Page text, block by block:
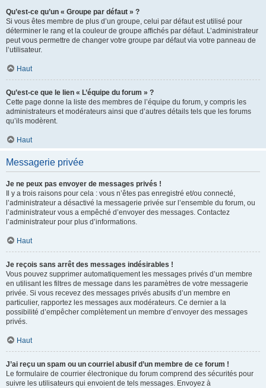
Qu’est-ce qu’un « Groupe par défaut » ?
Si vous êtes membre de plus d’un groupe, celui par défaut est utilisé pour
déterminer le rang et la couleur de groupe affichés par défaut. L’administrateur
peut vous permettre de changer votre groupe par défaut via votre panneau de
l’utilisateur.
Haut
Qu’est-ce que le lien « L’équipe du forum » ?
Cette page donne la liste des membres de l’équipe du forum, y compris les
administrateurs et modérateurs ainsi que d’autres détails tels que les forums
qu’ils modèrent.
Haut
Messagerie privée
Je ne peux pas envoyer de messages privés !
Il y a trois raisons pour cela : vous n’êtes pas enregistré et/ou connecté,
l’administrateur a désactivé la messagerie privée sur l’ensemble du forum, ou
l’administrateur vous a empêché d’envoyer des messages. Contactez
l’administrateur pour plus d’informations.
Haut
Je reçois sans arrêt des messages indésirables !
Vous pouvez supprimer automatiquement les messages privés d’un membre
en utilisant les filtres de message dans les paramètres de votre messagerie
privée. Si vous recevez des messages privés abusifs d’un membre en
particulier, rapportez les messages aux modérateurs. Ce dernier a la
possibilité d’empêcher complètement un membre d’envoyer des messages
privés.
Haut
J’ai reçu un spam ou un courriel abusif d’un membre de ce forum !
Le formulaire de courrier électronique du forum comprend des sécurités pour
suivre les utilisateurs qui envoient de tels messages. Envoyez à